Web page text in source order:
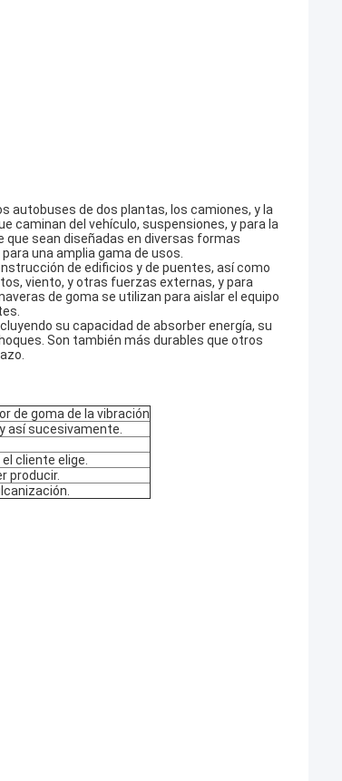
autobuses de dos plantas, los camiones, y la
caminan del vehículo, suspensiones, y para la
que sean diseñadas en diversas formas
una amplia gama de usos.
de edificios y de puentes, así como
viento, y otras fuerzas externas, y para
de goma se utilizan para aislar el equipo
su capacidad de absorber energía, su
Son también más durables que otros
de goma de la vibración
y así sucesivamente.
cliente elige.
producir.